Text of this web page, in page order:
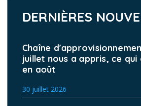
DERNIÈRES
Chaîne
juillet nous a appris, ce qui
en août
30 juillet 2026